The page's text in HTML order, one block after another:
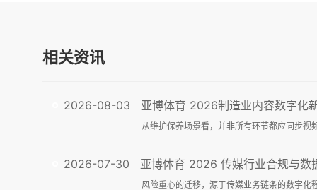
相关资讯
2026-08-03 亚博体育 2026制造业内容数字化新动向：AI制作产品说明书视频正在重
2026-07-30 亚博体育 2026 传媒行业合规与数据安全趋势解读：个人信息保护到出海内